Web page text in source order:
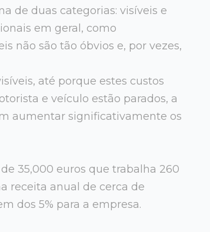
de duas categorias: visíveis e
em geral, como
não são tão óbvios e, por vezes,
até porque estes custos
e veículo estão parados, a
aumentar significativamente os
35,000 euros que trabalha 260
receita anual de cerca de
dos 5% para a empresa.